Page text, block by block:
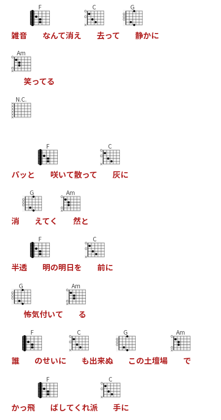
雑音
F
なんて消え
C
去って
G
静かに
Am
笑ってる
N.C.
パッ と
F
咲いて散って
C
灰に
消
G
えてく
Am
然と
半透
F
明の明日を
C
前に
G
怖気付いて
Am
る
誰
F
のせいに
C
も出来ぬ
G
この土壇場
Am
で
かっ飛
F
ばしてく れ派
C
手に